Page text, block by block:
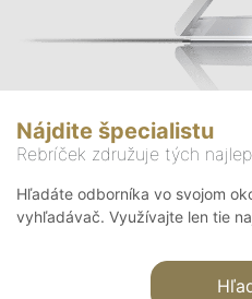
Nájdite špecialistu
Rebríček združuje tých
Hľadáte odborníka vo svojom
vyhľadávač. Využívajte len tie